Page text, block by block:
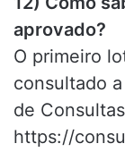
aprovado?
O primeiro
consultado
de
https://